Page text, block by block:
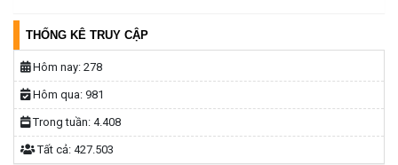
THỐNG KÊ TRUY CẬP
Hôm nay: 278
Hôm qua: 981
Trong tuần: 4.408
Tất cả: 427.503